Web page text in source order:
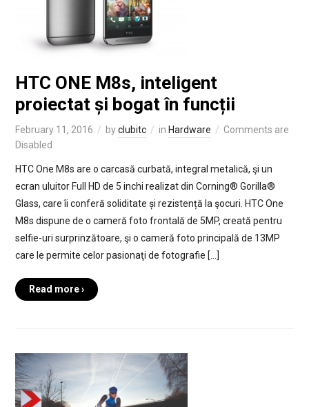
HTC ONE M8s, inteligent
proiectat și bogat în funcții
February 11, 2016 byclubitc in Hardware
Comments are
Disabled
HTC One M8s are o carcasă curbată, integral metalică, şi un
ecran uluitor Full HD de 5 inchi realizat din Corning® Gorilla®
Glass, care îi conferă soliditate și rezistență la şocuri. HTC One
M8s dispune de o cameră foto frontală de 5MP, creată pentru
selfie-uri surprinzătoare, şi o cameră foto principală de 13MP
care le permite celor pasionaţi de fotografie […]
Read more ›